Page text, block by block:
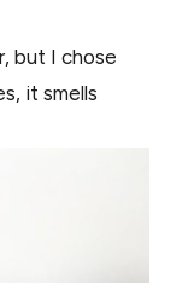
but I chose
it smells